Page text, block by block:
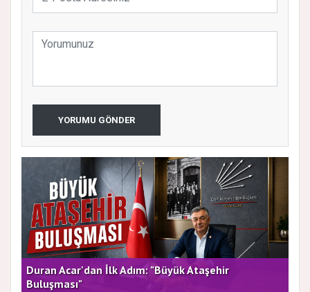
YORUMU GÖNDER
Duran Acar'dan İlk Adım: "Büyük Ataşehir
Buluşması"